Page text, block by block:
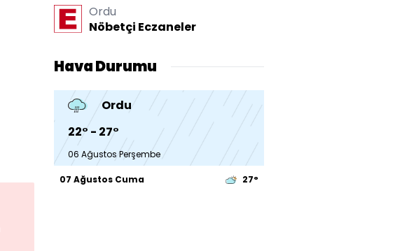
Ordu
Nöbetçi Eczaneler
Hava Durumu
Ordu
22° - 27°
06 Ağustos Perşembe
07 Ağustos Cuma 27°